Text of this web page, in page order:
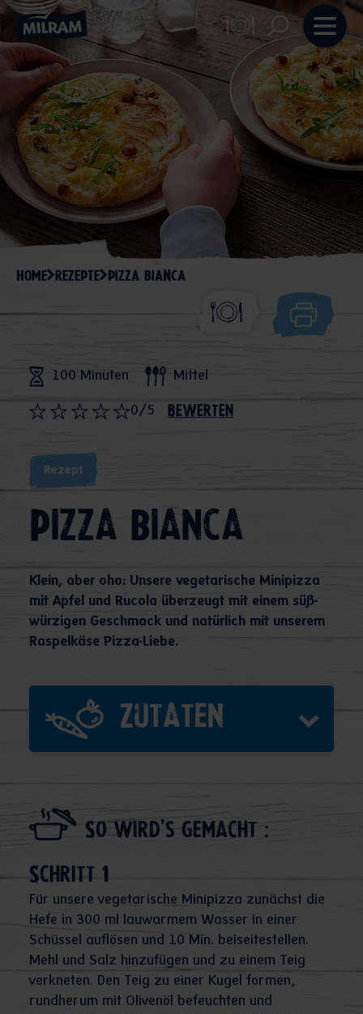
HOME REZEPTE PIZZA BIANCA
100 Minuten Mittel
0/5 bewerten
Rezept
Pizza Bianca
Klein, aber oho: Unsere vegetarische Minipizza
mit Apfel und Rucola überzeugt mit einem süß-
würzigen Geschmack und natürlich mit unserem
Raspelkäse Pizza-Liebe.
Zutaten
So wird's gemacht :
Schritt 1
Für unsere vegetarische Minipizza zunächst die
Hefe in 300 ml lauwarmem Wasser in einer
Schüssel auflösen und 10 Min. beiseitestellen.
Mehl und Salz hinzufügen und zu einem Teig
verkneten. Den Teig zu einer Kugel formen,
rundherum mit Olivenöl befeuchten und